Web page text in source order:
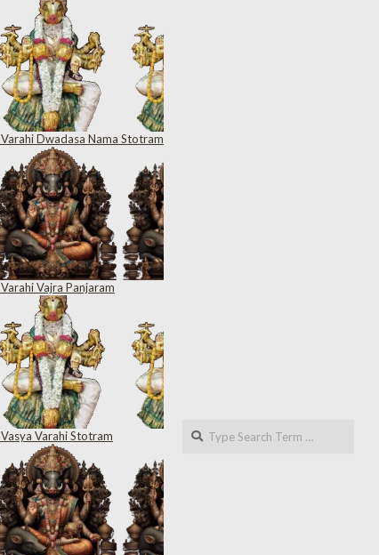
Dwadasa Nama Stotram
Vajra Panjaram
Varahi Stotram